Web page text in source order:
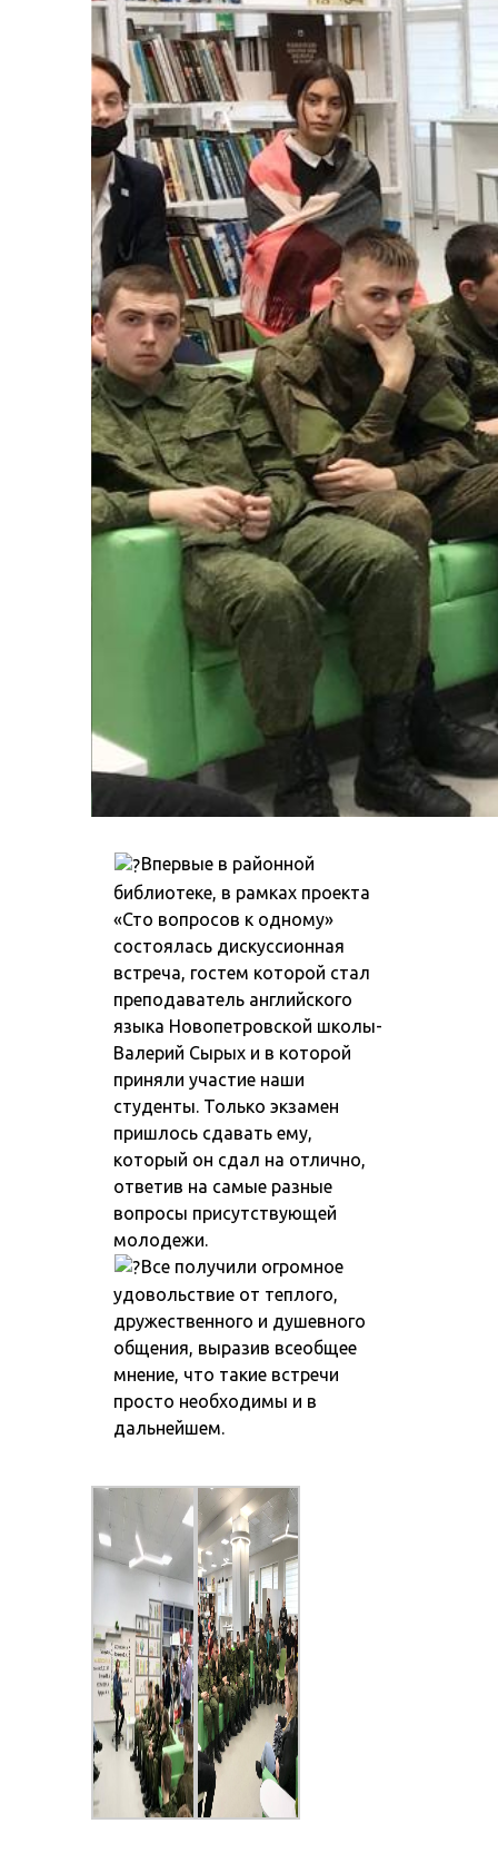
Впервые в районной
библиотеке, в рамках проекта
«Сто вопросов к одному»
состоялась дискуссионная
встреча, гостем которой стал
преподаватель английского
языка Новопетровской школы-
Валерий Сырых и в которой
приняли участие наши
студенты. Только экзамен
пришлось сдавать ему,
который он сдал на отлично,
ответив на самые разные
вопросы присутствующей
молодежи.
Все получили огромное
удовольствие от теплого,
дружественного и душевного
общения, выразив всеобщее
мнение, что такие встречи
просто необходимы и в
дальнейшем.